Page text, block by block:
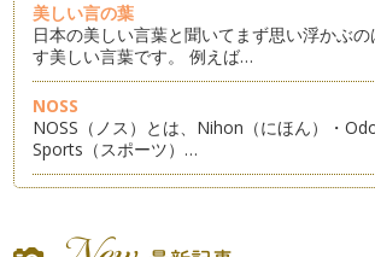
美しい言の葉
日本の美しい言葉と聞いてまず思い浮かぶ
す美しい言葉です。 例えば…
NOSS
NOSS（ノス）とは、Nihon（にほん）・
Sports（スポーツ）…